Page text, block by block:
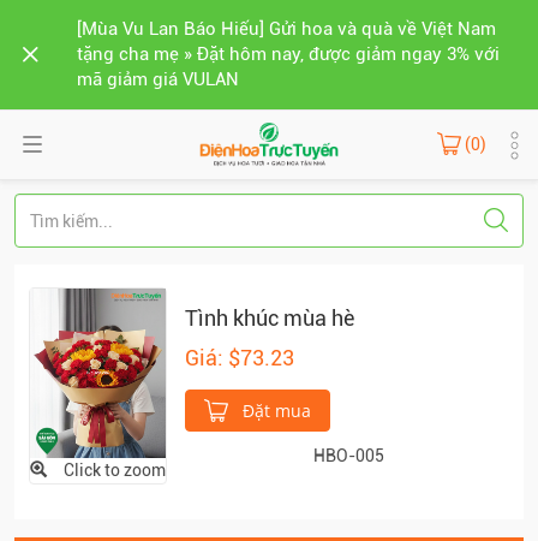
[Mùa Vu Lan Báo Hiếu] Gửi hoa và quà về Việt Nam
tặng cha mẹ » Đặt hôm nay, được giảm ngay 3% với
mã giảm giá VULAN
(0)
Click to zoom
Tình khúc mùa hè
Giá: $73.23
Đặt mua
HBO-005